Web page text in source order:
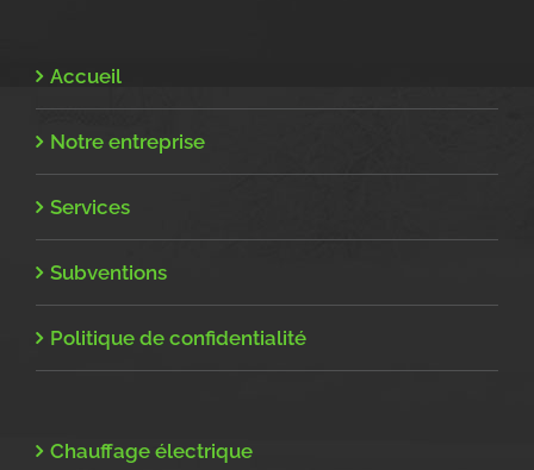
Accueil
Notre entreprise
Services
Subventions
Politique de confidentialité
Chauffage électrique